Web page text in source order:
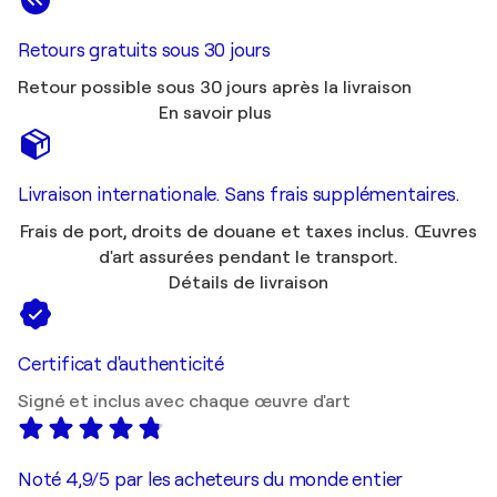
Retours gratuits sous 30 jours
Retour possible sous 30 jours après la livraison
En savoir plus
Livraison internationale. Sans frais supplémentaires.
Frais de port, droits de douane et taxes inclus. Œuvres
d'art assurées pendant le transport.
Détails de livraison
Certificat d'authenticité
Signé et inclus avec chaque œuvre d'art
Noté 4,9/5 par les acheteurs du monde entier